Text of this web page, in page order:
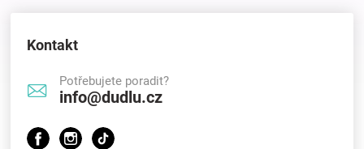
Kontakt
Potřebujete poradit?
info@dudlu.cz